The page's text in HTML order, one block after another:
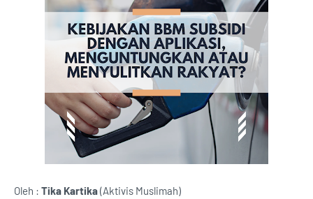
Oleh : Tika Kartika(Aktivis Muslimah)